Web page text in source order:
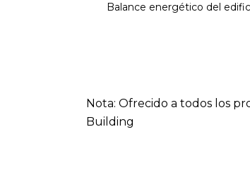
Balance energético del
Nota: Ofrecido a todos los
Building